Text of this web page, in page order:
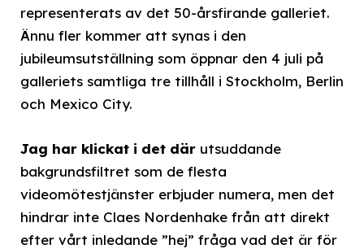
representerats av det 50-årsfirande galleriet.
Ännu fler kommer att synas i den
jubileumsutställning som öppnar den 4 juli på
galleriets samtliga tre tillhåll i Stockholm, Berlin
och Mexico City.
Jag har klickat i det där utsuddande
bakgrundsfiltret som de flesta
videomötestjänster erbjuder numera, men det
hindrar inte Claes Nordenhake från att direkt
efter vårt inledande ”hej” fråga vad det är för